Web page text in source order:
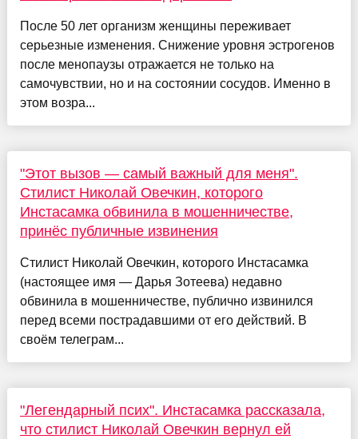
После 50 лет организм женщины переживает
серьезные изменения. Снижение уровня эстрогенов
после менопаузы отражается не только на
самочувствии, но и на состоянии сосудов. Именно в
этом возра...
"Этот вызов — самый важный для меня".
Стилист Николай Овечкин, которого
Инстасамка обвинила в мошенничестве,
принёс публичные извинения
Стилист Николай Овечкин, которого Инстасамка
(настоящее имя — Дарья Зотеева) недавно
обвинила в мошенничестве, публично извинился
перед всеми пострадавшими от его действий. В
своём телеграм...
"Легендарный псих". Инстасамка рассказала,
что стилист Николай Овечкин вернул ей